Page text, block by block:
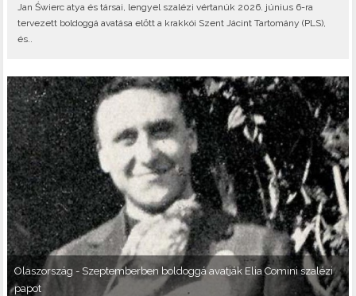
Jan Świerc atya és társai, lengyel szalézi vértanúk 2026. június 6-ra
tervezett boldoggá avatása előtt a krakkói Szent Jácint Tartomány (PLS),
és..
Olaszország - Szeptemberben boldoggá avatják Elia Comini szalézi
papot